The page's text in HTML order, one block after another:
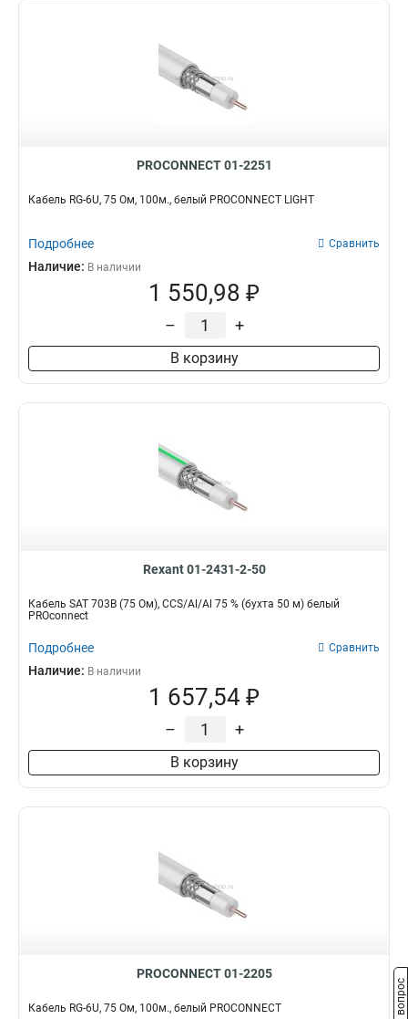
PROCONNECT 01-2251
Кабель RG-6U, 75 Ом, 100м., белый PROCONNECT LIGHT
Подробнее Сравнить
Наличие: В наличии
1 550,98 ₽
– +
В корзину
Rexant 01-2431-2-50
Кабель SAT 703B (75 Ом), CCS/Al/Al 75 % (бухта 50 м) белый
PROconnect
Подробнее Сравнить
Наличие: В наличии
1 657,54 ₽
– +
В корзину
PROCONNECT 01-2205
Кабель RG-6U, 75 Ом, 100м., белый PROCONNECT